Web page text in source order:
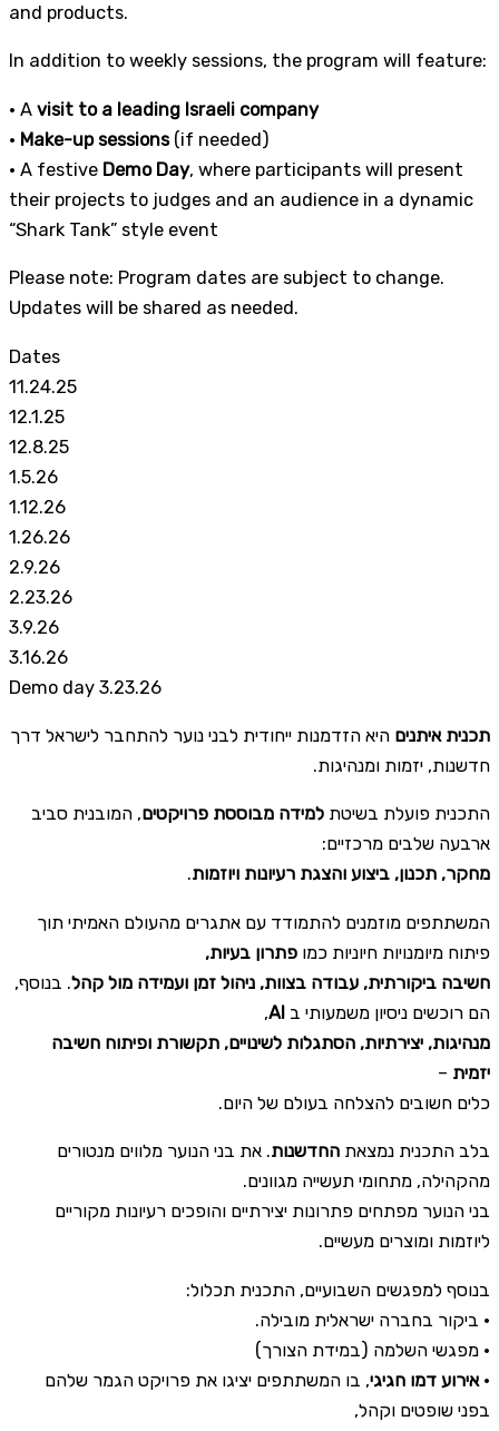
and products.
In addition to weekly sessions, the program will feature:
• A visit to a leading Israeli company
• Make-up sessions(if needed)
• A festive Demo Day, where participants will present
their projects to judges and an audience in a dynamic
“Shark Tank” style event
Please note: Program dates are subject to change.
Updates will be shared as needed.
Dates
11.24.25
12.1.25
12.8.25
1.5.26
1.12.26
1.26.26
2.9.26
2.23.26
3.9.26
3.16.26
Demo day 3.23.26
תכנית איתנים היא הזדמנות ייחודית לבני נוער להתחבר לישראל דרך
חדשנות, יזמות ומנהיגות.
התכנית פועלת בשיטת למידה מבוססת פרויקטים, המובנית סביב
ארבעה שלבים מרכזיים:
מחקר, תכנון, ביצוע והצגת רעיונות ויוזמות.
המשתתפים מוזמנים להתמודד עם אתגרים מהעולם האמיתי תוך
פיתוח מיומנויות חיוניות כמו פתרון בעיות,
חשיבה ביקורתית, עבודה בצוות, ניהול זמן ועמידה מול קהל. בנוסף,
הם רוכשים ניסיון משמעותי ב AI
,
מנהיגות, יצירתיות, הסתגלות לשינויים, תקשורת ופיתוח חשיבה
יזמית –
כלים חשובים להצלחה בעולם של היום.
בלב התכנית נמצאת החדשנות. את בני הנוער מלווים מנטורים
מהקהילה, מתחומי תעשייה מגוונים.
בני הנוער מפתחים פתרונות יצירתיים והופכים רעיונות מקוריים
ליוזמות ומוצרים מעשיים.
בנוסף למפגשים השבועיים, התכנית תכלול:
• ביקור בחברה ישראלית מובילה.
• מפגשי השלמה (במידת הצורך)
• אירוע דמו חגיגי, בו המשתתפים יציגו את פרויקט הגמר שלהם
בפני שופטים וקהל,